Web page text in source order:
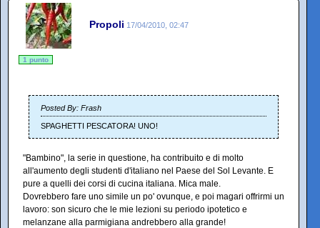
Propoli 17/04/2010, 02:47
1 punto
Posted By: Frash
SPAGHETTI PESCATORA! UNO!
"Bambino", la serie in questione, ha contribuito e di molto
all'aumento degli studenti d'italiano nel Paese del Sol Levante. E
pure a quelli dei corsi di cucina italiana. Mica male.
Dovrebbero fare uno simile un po' ovunque, e poi magari offrirmi un
lavoro: son sicuro che le mie lezioni su periodo ipotetico e
melanzane alla parmigiana andrebbero alla grande!